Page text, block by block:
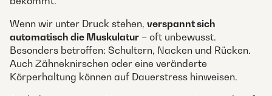
Wenn wir unter Druck stehen, verspannt sich
automatisch die Muskulatur – oft unbewusst.
Besonders betroffen: Schultern, Nacken und Rücken.
Auch Zähneknirschen oder eine veränderte
Körperhaltung können auf Dauerstress hinweisen.